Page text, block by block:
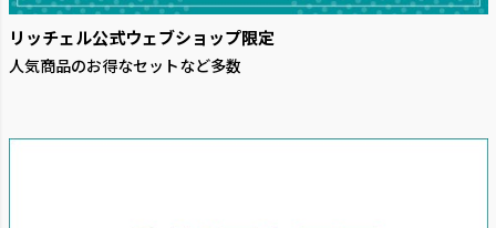
リッチェル公式ウェブショップ限定
人気商品のお得なセットなど多数